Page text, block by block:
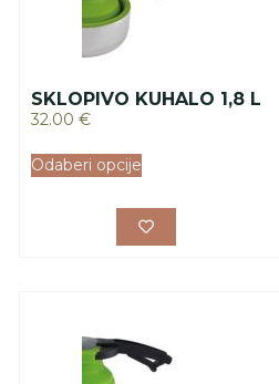
SKLOPIVO KUHALO 1,8 L
32.00 €
Odaberi opcije